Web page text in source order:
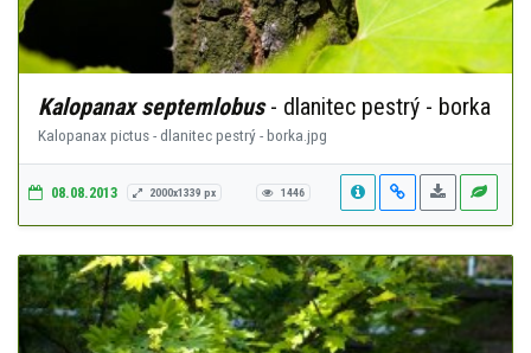
Kalopanax septemlobus- dlanitec pestrý - borka
Kalopanax pictus - dlanitec pestrý - borka.jpg
08.08.2013 2000x1339 px 1446